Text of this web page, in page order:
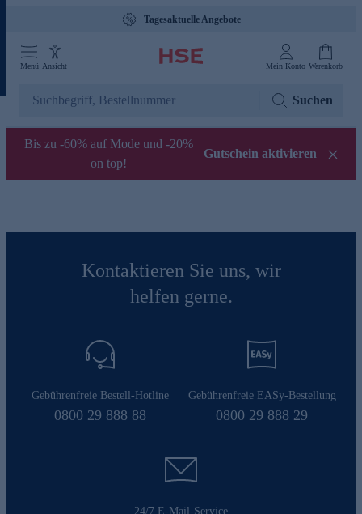
Tagesaktuelle Angebote
Menü Ansicht Mein Konto Warenkorb
Suchen
Bis zu -60% auf Mode und -20%
on top!
Gutschein aktivieren
Kontaktieren Sie uns, wir
helfen gerne.
Gebührenfreie Bestell-Hotline
0800 29 888 88
Gebührenfreie EASy-Bestellung
0800 29 888 29
24/7 E-Mail-Service